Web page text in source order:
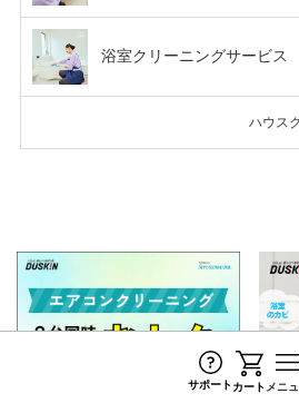
サポート カート メニ
浴室クリーニングサービス
ハウス